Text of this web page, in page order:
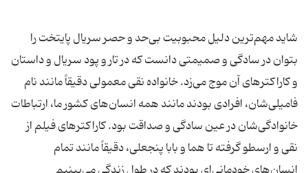
شاید مهم‌ترین دلیل محبوبیت بی‌حد و حصر سریال پایتخت را
بتوان در سادگی و صمیمتی دانست كه در تار و پود سریال و داستان
و كاراكترهای آن موج می‌زد. خانواده نقی معمولی دقیقاً مانند نام
فامیلی‌شان، افرادی بودند مانند همه انسان‌های كشور ما، ارتباطات
خانوادگی‌شان در عین سادگی و صداقت بود. كاراكترهای فیلم از
نقی و ارسطو گرفته تا هما و بابا پنجعلی، دقیقاً مانند تمام